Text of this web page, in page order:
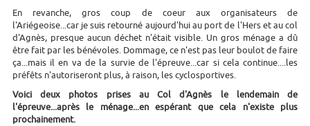
En revanche, gros coup de coeur aux organisateurs de
l'Ariégeoise...car je suis retourné aujourd'hui au port de l'Hers et au col
d'Agnès, presque aucun déchet n'était visible. Un gros ménage a dû
être fait par les bénévoles. Dommage, ce n'est pas leur boulot de faire
ça...mais il en va de la survie de l'épreuve...car si cela continue....les
préfêts n'autoriseront plus, à raison, les cyclosportives.
Voici deux photos prises au Col d'Agnès le lendemain de
l'épreuve...après le ménage...en espérant que cela n'existe plus
prochainement.